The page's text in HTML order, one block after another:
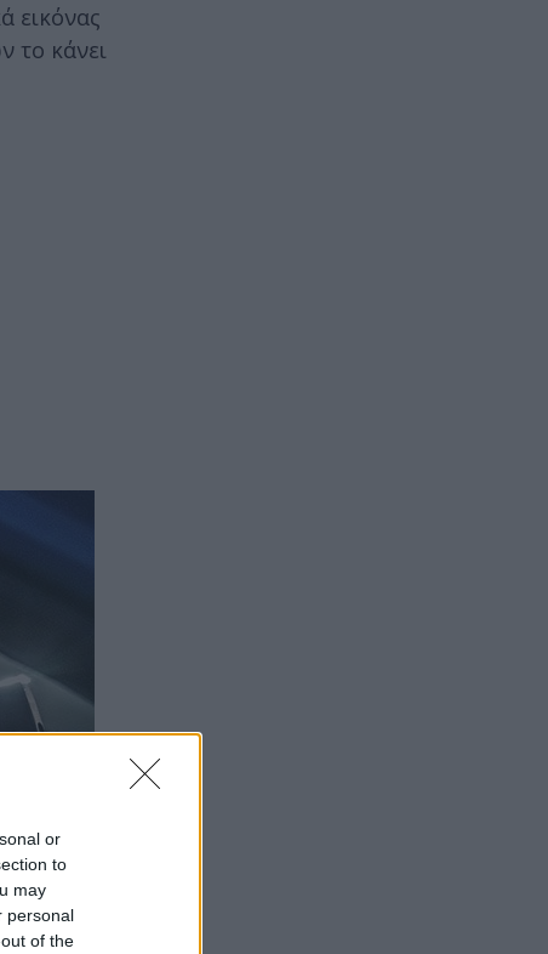
or
to
may
personal
of the
εικόνας
το κάνει